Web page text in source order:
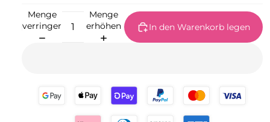
Menge
verringern
Menge
erhöhen
In den Warenkorb legen